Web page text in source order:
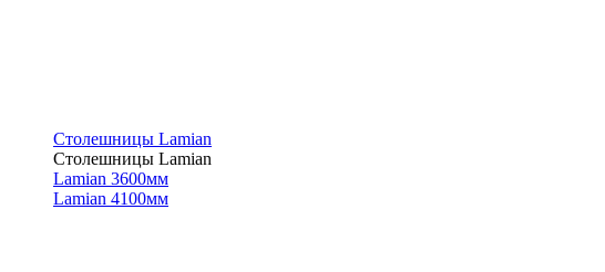
Столешницы Lamian
Столешницы Lamian
Lamian 3600мм
Lamian 4100мм